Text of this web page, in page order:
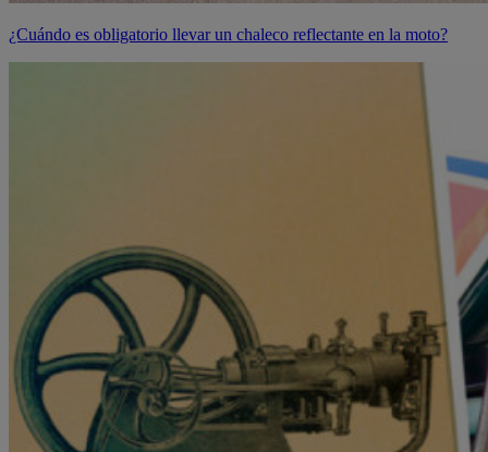
¿Cuándo es obligatorio llevar un chaleco reflectante en la moto?